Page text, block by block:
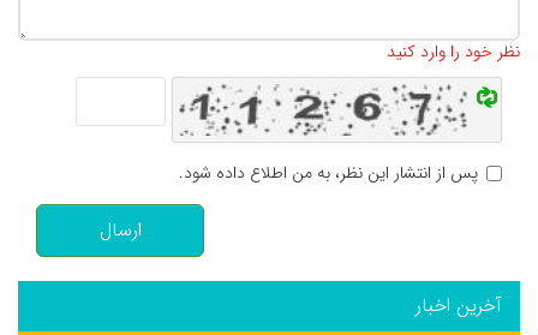
نظر خود را وارد کنید
پس از انتشار این نظر، به من اطلاع داده شود.
ارسال
آخرین اخبار